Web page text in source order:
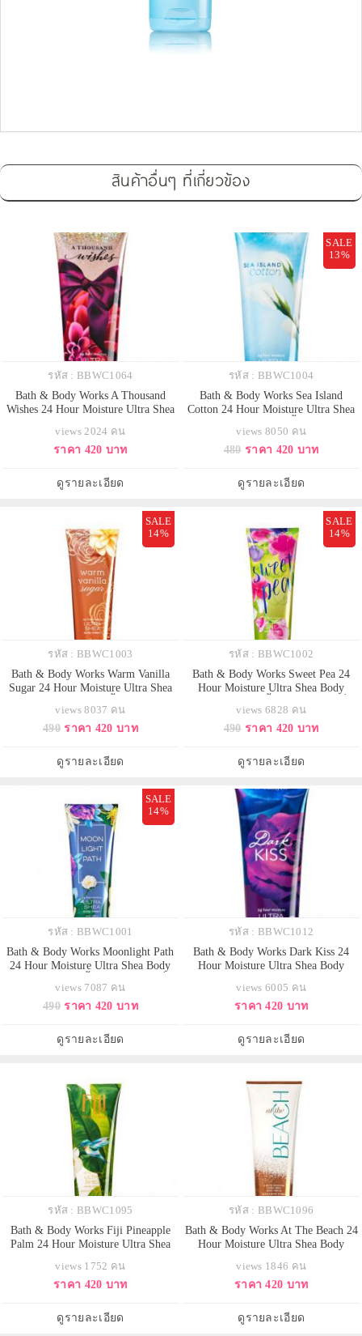
สินค้าอื่นๆ ที่เกี่ยวข้อง
รหัส : BBWC1064
Bath & Body Works A Thousand
Wishes 24 Hour Moisture Ultra Shea
เข้มข้น มีกลิ่นหอมผสมผสานหลาก
หลายกลิ่น กลิ่นดอกพิโอนี่ ผสมกลิ่น
views 2024 คน
ราคา 420 บาท
ดูรายละเอียด
SALE
13%
รหัส : BBWC1004
Bath & Body Works Sea Island
Cotton 24 Hour Moisture Ultra Shea
กลิ่นหอมติดผิวกายนานตลอดวัน
กลิ่นนี้จะมีความหอมสะอาดอ่อนๆ
ใครได้กลิ่นก็อยากอยู่ใกล้ๆ
views 8050 คน
480 ราคา 420 บาท
ดูรายละเอียด
SALE
14%
รหัส : BBWC1003
Bath & Body Works Warm Vanilla
Sugar 24 Hour Moisture Ultra Shea
กลิ่นหอมติดผิวกายนานตลอดวัน
กลิ่นนี้จะหอมวนิลานุ่มๆ ขนมๆ หอม
ผิดเลยค่ะ ใครที่ชอบกลิ่นวนิลานุ่มๆ
ต้องไม่พลาดนะคะ เ
views 8037 คน
490 ราคา 420 บาท
ดูรายละเอียด
SALE
14%
รหัส : BBWC1002
Bath & Body Works Sweet Pea 24
Hour Moisture Ultra Shea Body
หอมติดผิวกายนานตลอดวัน กลิ่น
ดอกสวีทพี หอมหวานสดใส คล้าย
น่ารักสดใสซุกซนทำให้กลิ่นนี้เป็นที่
ติดใจของสาวๆวัยรุ่นจนยา
views 6828 คน
490 ราคา 420 บาท
ดูรายละเอียด
SALE
14%
รหัส : BBWC1001
Bath & Body Works Moonlight Path
24 Hour Moisture Ultra Shea Body
หอมติดผิวกายนานตลอดวัน กลิ่นนี้
จะอ่อนๆ ละมุนๆ เบาๆ เหมือนกลิ่น
สำหรับคนที่ไม่ชอบกลิ่นฉุน แต่
ต้องการให้กลิ่นติดทนค่ะ
views 7087 คน
490 ราคา 420 บาท
ดูรายละเอียด
รหัส : BBWC1012
Bath & Body Works Dark Kiss 24
Hour Moisture Ultra Shea Body
มีกลิ่นหอมติดทนนาน กลิ่นนี้จะวนิ
ลาผสมกับกลิ่นผลไม้จำพวกบลูเบอรี่
สึกเท่ๆ แต่น่ารัก กลิ่นค่อนข้าง
ชัดเจนโดดเด่น
views 6005 คน
ราคา 420 บาท
ดูรายละเอียด
รหัส : BBWC1095
Bath & Body Works Fiji Pineapple
Palm 24 Hour Moisture Ultra Shea
เข้มข้น มีกลิ่นหอมติดทนนาน ด้วย
กลิ่นหอมเปรี้ยวหวานโทนผลไม้ทรอ
สดชื่นแบบกลิ่นผลไม้
views 1752 คน
ราคา 420 บาท
ดูรายละเอียด
รหัส : BBWC1096
Bath & Body Works At The Beach 24
Hour Moisture Ultra Shea Body
มีกลิ่นหอมติดทนนาน ด้วยกลิ่นหอม
สดชื่นกลิ่นไอทะเลเย็นๆ และกลิ่ม
สดชื่นกระปรี้กระเปร่า
views 1846 คน
ราคา 420 บาท
ดูรายละเอียด